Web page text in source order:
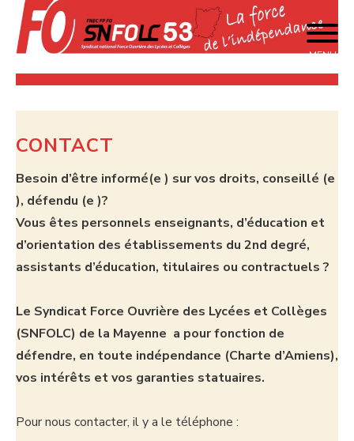
Skip
to
content
SNFOLC 53
La force de l'indépendance
MENU
CONTACT
Besoin d’être informé(e ) sur vos droits, conseillé (e
), défendu (e )?
Vous êtes personnels enseignants, d’éducation et
d’orientation des établissements du 2nd degré,
assistants d’éducation, titulaires ou contractuels ?
Le Syndicat Force Ouvrière des Lycées et Collèges
(SNFOLC) de la Mayenne a pour fonction de
défendre, en toute indépendance (Charte d’Amiens),
vos intérêts et vos garanties statuaires.
Pour nous contacter, il y a le téléphone :